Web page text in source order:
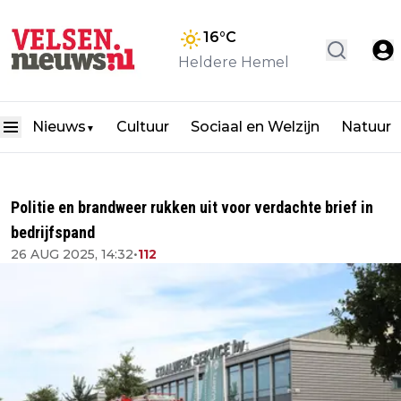
16°C
Heldere Hemel
Nieuws ▼ Cultuur Sociaal en Welzijn Natuur
Politie en brandweer rukken uit voor verdachte brief in
bedrijfspand
26 AUG 2025, 14:32•112